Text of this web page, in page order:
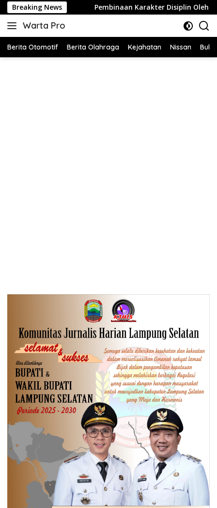
Langsung
ke
konten
Breaking News
Pembinaan Karakter Disiplin Oleh Babinsa Koramil 42-03/
Warta Pro
Akurat
Terpercaya
Berita Otomotif Berita Olahraga Kejahatan Nissan